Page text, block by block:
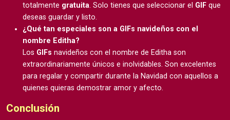
totalmente gratuita. Solo tienes que seleccionar el GIF que
deseas guardar y listo.
¿Qué tan especiales son a GIFs navideños con el
nombre Editha?
Los GIFs navideños con el nombre de Editha son
extraordinariamente únicos e inolvidables. Son excelentes
para regalar y compartir durante la Navidad con aquellos a
quienes quieras demostrar amor y afecto.
Conclusión